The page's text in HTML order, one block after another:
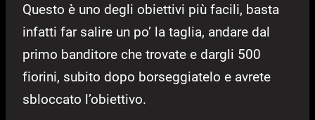
Questo è uno degli obiettivi più facili, basta
infatti far salire un po’ la taglia, andare dal
primo banditore che trovate e dargli 500
fiorini, subito dopo borseggiatelo e avrete
sbloccato l’obiettivo.